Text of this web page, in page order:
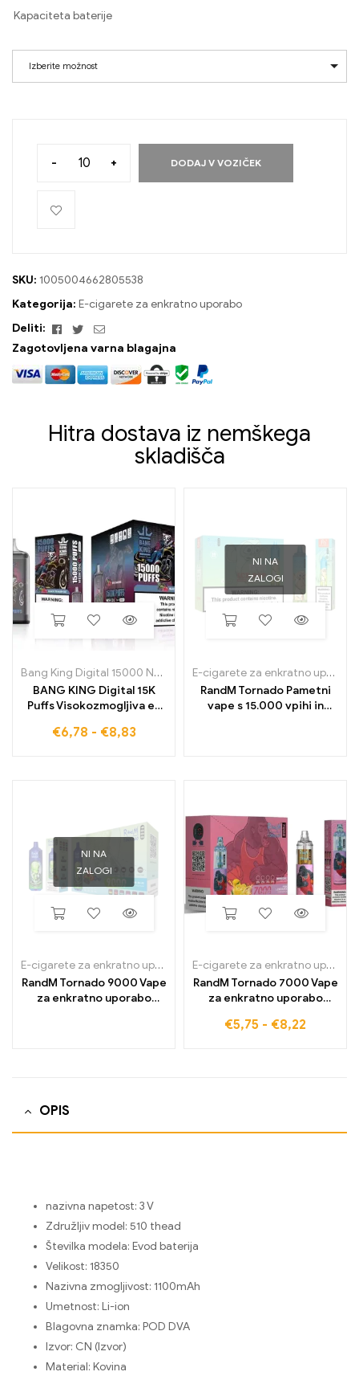
Kapaciteta baterije
Izberite možnost
- + DODAJ V VOZIČEK
SKU: 1005004662805538
Kategorija: E-cigarete za enkratno uporabo
Deliti:
Facebook
Twitter
E-
naslov
Zagotovljena varna blagajna
Hitra dostava iz nemškega
skladišča
Bang King Digital 15000 Napihnjenci
BANG KING Digital 15K
Puffs Visokozmogljiva e-
uporabo z intenzivnim
€6,78 - €8,83
NI NA
ZALOGI
E-cigarete za enkratno uporabo
RandM Tornado Pametni
vape s 15.000 vpihi in
NI NA
ZALOGI
E-cigarete za enkratno uporabo
E-cigarete za enkratno uporabo
RandM Tornado 9000 Vape
za enkratno uporabo
E-cigarete za enkratno uporabo
RandM Tornado 7000 Vape
za enkratno uporabo
€5,75 - €8,22
OPIS
nazivna napetost: 3 V
Združljiv model: 510 thead
Številka modela: Evod baterija
Velikost: 18350
Nazivna zmogljivost: 1100mAh
Umetnost: Li-ion
Blagovna znamka: POD DVA
Izvor: CN (Izvor)
Material: Kovina